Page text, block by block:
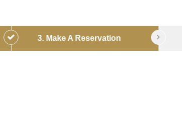
3. Make A Reservation